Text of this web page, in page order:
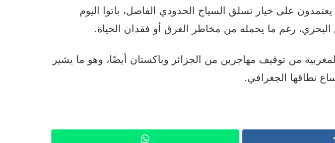
على خيار تسلق السياج الحدودي الفاصل، باتوا اليوم
رغم ما يحمله من مخاطر الغرق أو فقدان الحياة.
من توقيف مهاجرين من الجزائر وباكستان أيضًا، وهو ما يشير
نطاقها الجغرافي.